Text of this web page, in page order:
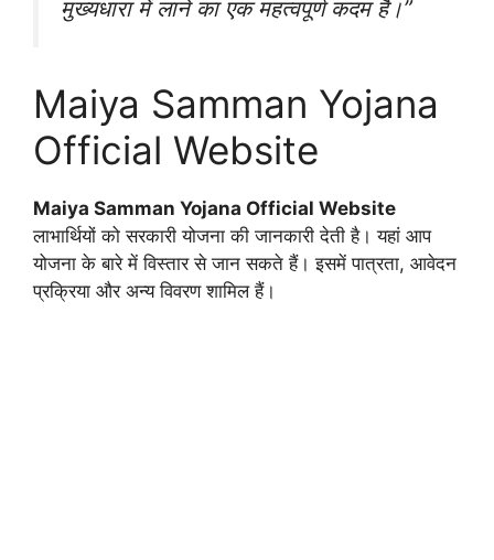
मुख्यधारा में लाने का एक महत्वपूर्ण कदम है।”
Maiya Samman Yojana
Official Website
Maiya Samman Yojana Official Website
लाभार्थियों को सरकारी योजना की जानकारी देती है। यहां आप
योजना के बारे में विस्तार से जान सकते हैं। इसमें पात्रता, आवेदन
प्रक्रिया और अन्य विवरण शामिल हैं।